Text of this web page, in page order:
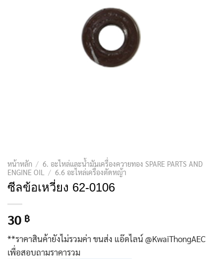
หน้าหลัก / 6. อะไหล่และน้ำมันเครื่องควายทอง SPARE PARTS AND
ENGINE OIL
/ 6.6 อะไหล่เครื่องตัดหญ้า
ซีลข้อเหวี่ยง 62-0106
30 ฿
**ราคาสินค้ายังไม่รวมค่า ขนส่ง แอ๊ดไลน์ @KwaiThongAEC
เพื่อสอบถามราคารวม